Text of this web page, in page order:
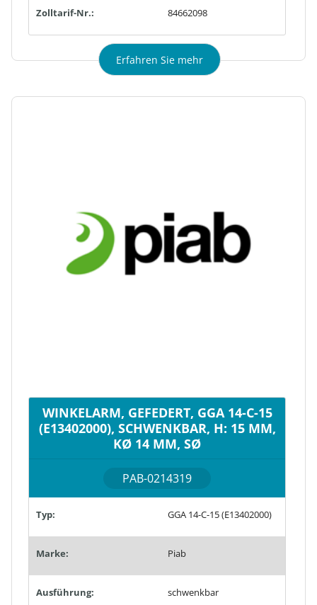
Zolltarif-Nr.: 84662098
Erfahren Sie mehr
WINKELARM, GEFEDERT, GGA 14-C-15
(E13402000), SCHWENKBAR, H: 15 MM,
KØ 14 MM, SØ
PAB-0214319
Typ: GGA 14-C-15 (E13402000)
Marke: Piab
Ausführung: schwenkbar